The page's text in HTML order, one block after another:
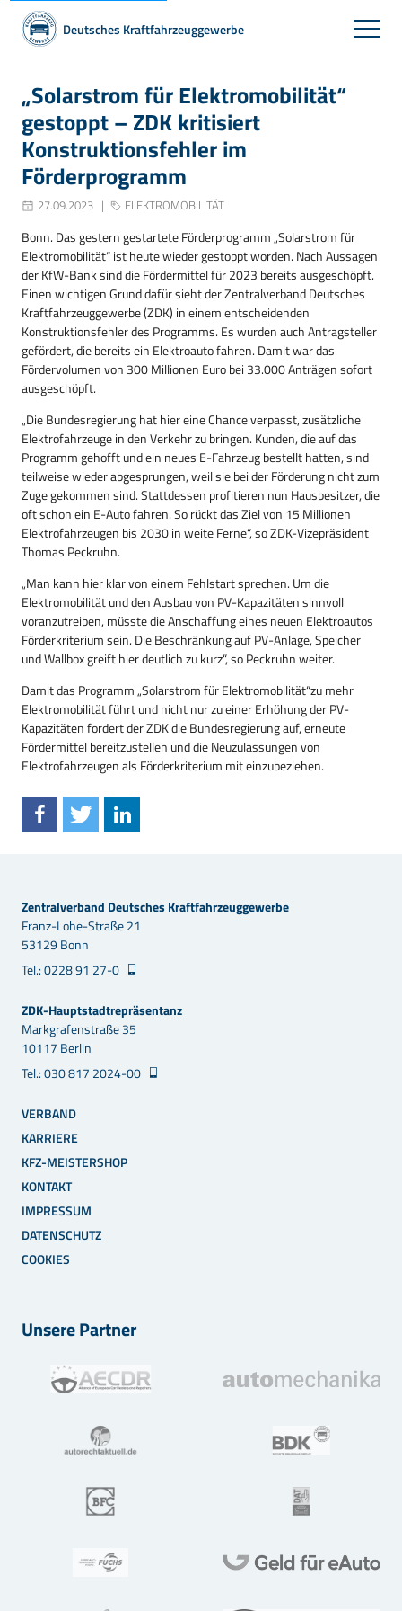
Deutsches Kraftfahrzeuggewerbe
„Solarstrom für Elektromobilität“
gestoppt – ZDK kritisiert
Konstruktionsfehler im
Förderprogramm
27.09.2023 ELEKTROMOBILITÄT
Bonn. Das gestern gestartete Förderprogramm „Solarstrom für
Elektromobilität“ ist heute wieder gestoppt worden. Nach Aussagen
der KfW-Bank sind die Förder­mittel für 2023 bereits ausgeschöpft.
Einen wichtigen Grund dafür sieht der Zentralverband Deutsches
Kraftfahrzeuggewerbe (ZDK) in einem entscheidenden
Konstruktionsfehler des Programms. Es wurden auch Antragsteller
gefördert, die bereits ein Elektroauto fahren. Damit war das
Fördervolumen von 300 Millionen Euro bei 33.000 Anträgen sofort
ausgeschöpft.
„Die Bundesregierung hat hier eine Chance verpasst, zusätzliche
Elektrofahrzeuge in den Verkehr zu bringen. Kunden, die auf das
Programm gehofft und ein neues E-Fahrzeug bestellt hatten, sind
teilweise wieder abgesprungen, weil sie bei der Förderung nicht zum
Zuge gekommen sind. Stattdessen profitieren nun Hausbesitzer, die
oft schon ein E-Auto fahren. So rückt das Ziel von 15 Millionen
Elektrofahrzeugen bis 2030 in weite Ferne“, so ZDK-Vizepräsident
Thomas Peckruhn.
„Man kann hier klar von einem Fehlstart sprechen. Um die
Elektromobilität und den Ausbau von PV-Kapazitäten sinnvoll
voranzutreiben, müsste die Anschaffung eines neuen Elektroautos
Förderkriterium sein. Die Beschränkung auf PV-Anlage, Speicher
und Wallbox greift hier deutlich zu kurz“, so Peckruhn weiter.
Damit das Programm „Solarstrom für Elektromobilität“zu mehr
Elektromobilität führt und nicht nur zu einer Erhöhung der PV-
Kapazitäten fordert der ZDK die Bundesregierung auf, erneute
Förder­mittel bereitzustellen und die Neuzulassungen von
Elektrofahrzeugen als Förderkriterium mit einzubeziehen.
Zentralverband Deutsches Kraftfahrzeuggewerbe
Franz-Lohe-Straße 21
53129 Bonn
Tel.: 0228 91 27-0
ZDK-Hauptstadtrepräsentanz
Markgrafenstraße 35
10117 Berlin
Tel.: 030 817 2024-00
VERBAND
KARRIERE
KFZ-MEISTERSHOP
KONTAKT
IMPRESSUM
DATENSCHUTZ
COOKIES
Unsere Partner